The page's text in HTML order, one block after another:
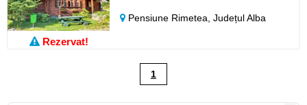
Rezervat!
Pensiune Rimetea,Județul Alba
1